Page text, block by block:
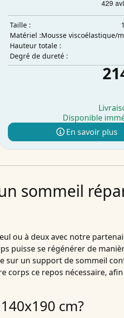
Taille :
Matériel :
Hauteur totale :
Degré de dureté :
Disponible
En savoir plus
sommeil
ou à deux avec notre
puisse se régénérer de
un support de sommeil
corps ce repos nécessaire,
cm?